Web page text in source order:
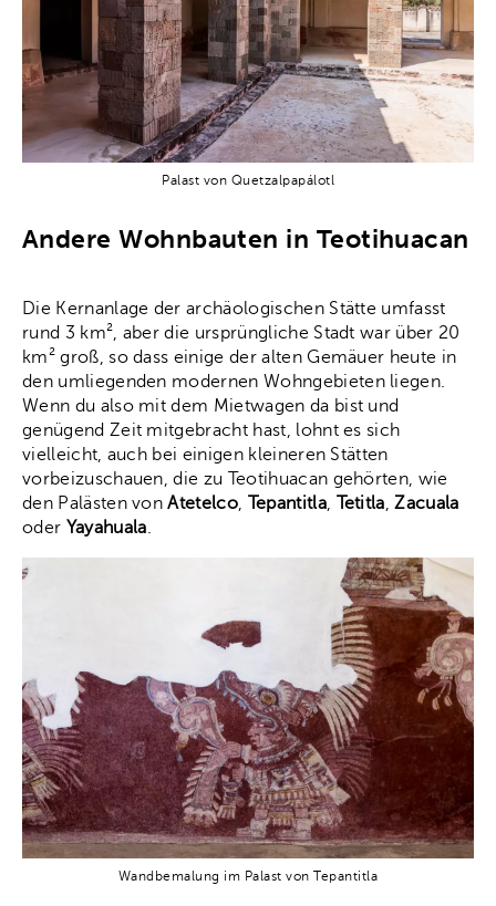
Palast von Quetzalpapálotl
Andere Wohnbauten in Teotihuacan
Die Kernanlage der archäologischen Stätte umfasst
rund 3 km², aber die ursprüngliche Stadt war über 20
km² groß, so dass einige der alten Gemäuer heute in
den umliegenden modernen Wohngebieten liegen.
Wenn du also mit dem Mietwagen da bist und
genügend Zeit mitgebracht hast, lohnt es sich
vielleicht, auch bei einigen kleineren Stätten
vorbeizuschauen, die zu Teotihuacan gehörten, wie
den Palästen vonAtetelco, Tepantitla, Tetitla,Zacuala
oder Yayahuala.
Wandbemalung im Palast von Tepantitla